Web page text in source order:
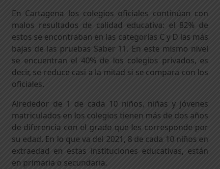
En Cartagena los colegios oficiales continúan con
malos resultados de calidad educativa: el 82% de
estos se encontraban en las categorías C y D las más
bajas de las pruebas Saber 11. En este mismo nivel
se encuentran el 40% de los colegios privados, es
decir, se reduce casi a la mitad si se compara con los
oficiales.
Alrededor de 1 de cada 10 niños, niñas y jóvenes
matriculados en los colegios tienen más de dos años
de diferencia con el grado que les corresponde por
su edad. En lo que va del 2021, 8 de cada 10 niños en
extraedad en estas instituciones educativas, están
en primaria o secundaria.